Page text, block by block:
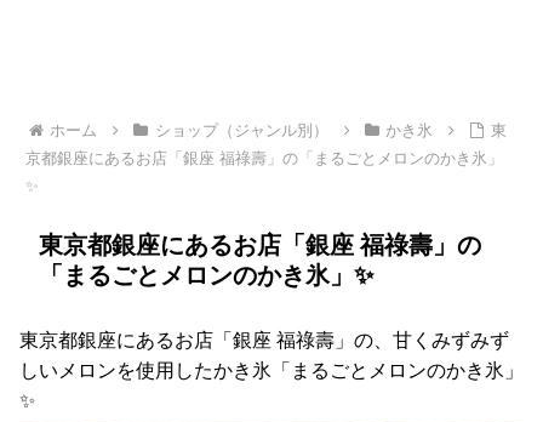
ホーム ショップ（ジャンル別） かき氷
東
京都銀座にあるお店「銀座 福祿壽」の「まるごとメロンのかき氷」
✨
東京都銀座にあるお店「銀座 福祿壽」の
「まるごとメロンのかき氷」✨
東京都銀座にあるお店「銀座 福祿壽」の、甘くみずみず
しいメロンを使用したかき氷「まるごとメロンのかき氷」
✨